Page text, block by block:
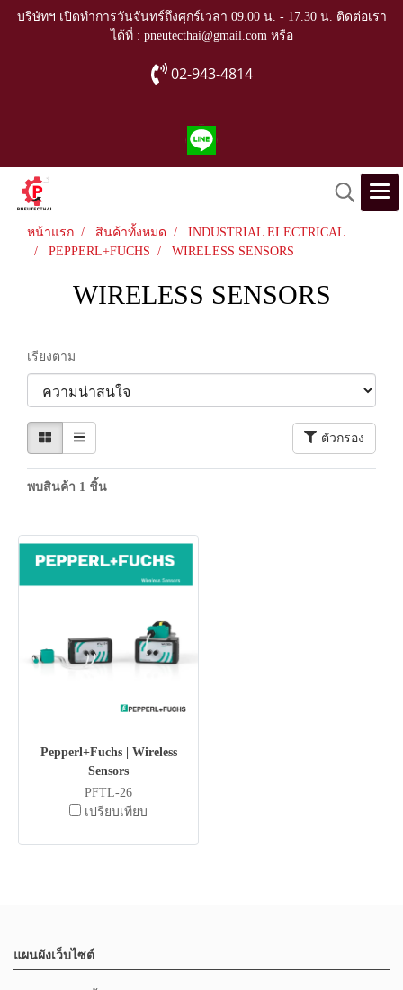
บริษัทฯ เปิดทำการวันจันทร์ถึงศุกร์เวลา 09.00 น. - 17.30 น. ติดต่อเรา
ได้ที่ : pneutecthai@gmail.com หรือ
02-943-4814
หน้าแรก สินค้าทั้งหมด
INDUSTRIAL ELECTRICAL
PEPPERL+FUCHS
WIRELESS SENSORS
WIRELESS SENSORS
เรียงตาม
ตัวกรอง
พบสินค้า 1 ชิ้น
Pepperl+Fuchs | Wireless
Sensors
PFTL-26
เปรียบเทียบ
แผนผังเว็บไซต์